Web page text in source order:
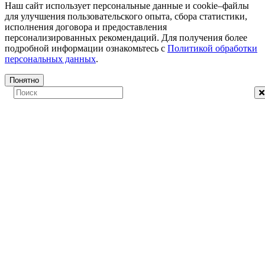
Наш сайт использует персональные данные и cookie–файлы
для улучшения пользовательского опыта, сбора статистики,
исполнения договора и предоставления
персонализированных рекомендаций. Для получения более
подробной информации ознакомьтесь с Политикой обработки
персональных данных.
Понятно